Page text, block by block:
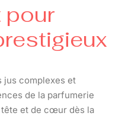
pour
jus complexes et
de la parfumerie
et de cœur dès la